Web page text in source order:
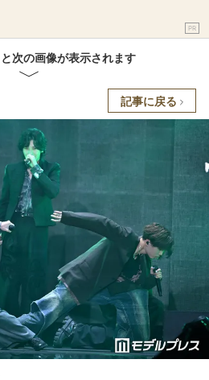
PR
次の画像が表示されます
記事に戻る